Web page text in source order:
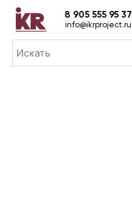
8 905 555 95 37
info@ikrproject.ru